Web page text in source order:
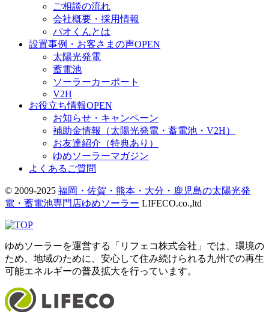
ご相談の流れ
会社概要・採用情報
パオくんとは
設置事例・お客さまの声OPEN
太陽光発電
蓄電池
ソーラーカーポート
V2H
お役立ち情報OPEN
お知らせ・キャンペーン
補助金情報（太陽光発電・蓄電池・V2H）
お友達紹介（特典あり）
ゆめソーラーマガジン
よくあるご質問
© 2009-2025 福岡・佐賀・熊本・大分・鹿児島の太陽光発
電・蓄電池専門店ゆめソーラー LIFECO.co.,ltd
ゆめソーラーを運営する「リフェコ株式会社」では、環境の
ため、地域のために、安心して住み続けられる九州での再生
可能エネルギーの普及拡大を行っています。